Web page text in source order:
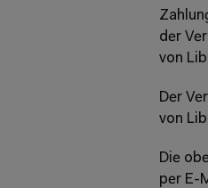
der
von
Der
von
Die
per E-